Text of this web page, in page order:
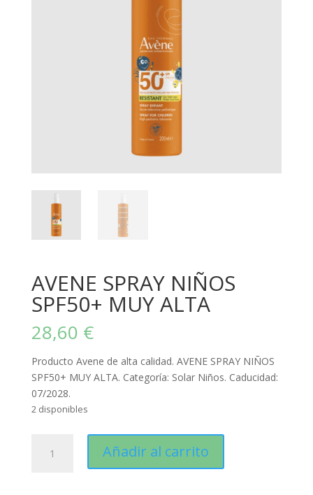
AVENE SPRAY NIÑOS
SPF50+ MUY ALTA
28,60 €
Producto Avene de alta calidad. AVENE SPRAY NIÑOS
SPF50+ MUY ALTA. Categoría: Solar Niños. Caducidad:
07/2028.
2 disponibles
SPRAY
Añadir al carrito